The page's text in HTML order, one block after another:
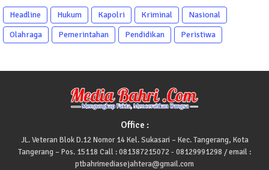
Headline Hukum Kapolri Kriminal
Nasional
Olahraga
Pemerintahan Pendidikan Peristiwa
Office :
JL. Veteran Blok D.12 Nomor 14 Kel. Sukasari – Kec. Tangerang, Kota
Tangerang – Pos. 15118 Call : 081387215072 - 08129991298 / email :
ptbahrimediasejahtera@gmail.com